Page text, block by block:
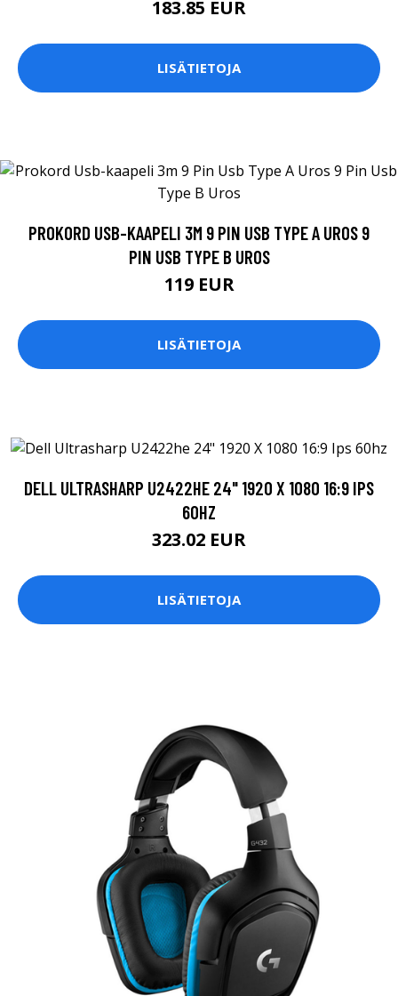
183.85 EUR
LISÄTIETOJA
PROKORD USB-KAAPELI 3M 9 PIN USB TYPE A UROS 9
PIN USB TYPE B UROS
119 EUR
LISÄTIETOJA
DELL ULTRASHARP U2422HE 24" 1920 X 1080 16:9 IPS
60HZ
323.02 EUR
LISÄTIETOJA